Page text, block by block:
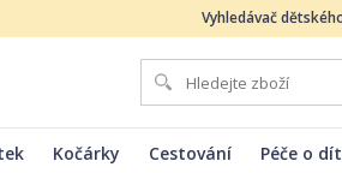
Vyhledávač
Kočárky Cestování Péče o